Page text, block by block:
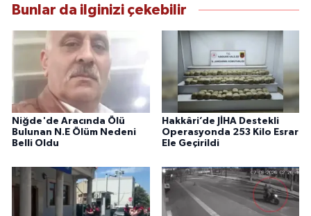
Bunlar da ilginizi çekebilir
Niğde'de Aracında Ölü
Bulunan N.E Ölüm Nedeni
Belli Oldu
Hakkâri’de JİHA Destekli
Operasyonda 253 Kilo Esrar
Ele Geçirildi